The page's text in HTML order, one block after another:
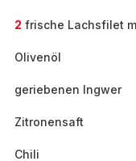
2 frische Lachsfilet
Olivenöl
geriebenen Ingwer
Zitronensaft
Chili